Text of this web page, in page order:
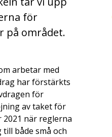
för
på området.
arbetar med
har förstärkts
för
av taket för
när reglerna
både små och